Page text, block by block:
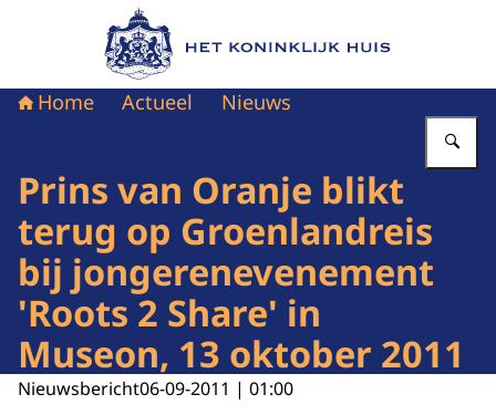
Naar de homepage van Het Koninklijk Huis
Home Actueel Nieuws
Prins van Oranje blikt
terug op Groenlandreis
bij jongerenevenement
'Roots 2 Share' in
Museon, 13 oktober 2011
Nieuwsbericht06-09-2011 | 01:00